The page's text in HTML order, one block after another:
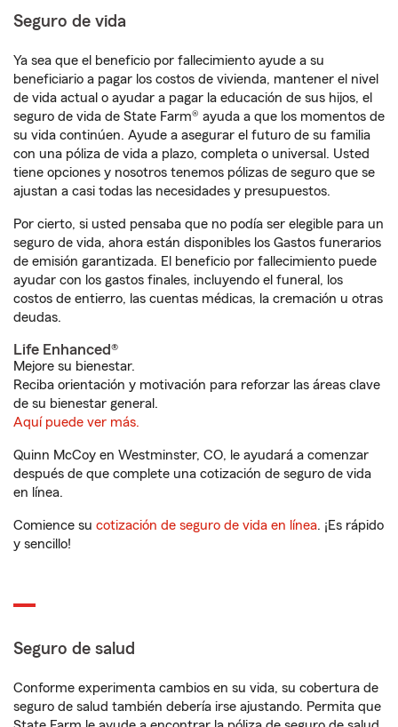
Seguro de vida
Ya sea que el beneficio por fallecimiento ayude a su
beneficiario a pagar los costos de vivienda, mantener el nivel
de vida actual o ayudar a pagar la educación de sus hijos, el
seguro de vida de State Farm® ayuda a que los momentos de
su vida continúen. Ayude a asegurar el futuro de su familia
con una póliza de vida a plazo, completa o universal. Usted
tiene opciones y nosotros tenemos pólizas de seguro que se
ajustan a casi todas las necesidades y presupuestos.
Por cierto, si usted pensaba que no podía ser elegible para un
seguro de vida, ahora están disponibles los Gastos funerarios
de emisión garantizada. El beneficio por fallecimiento puede
ayudar con los gastos finales, incluyendo el funeral, los
costos de entierro, las cuentas médicas, la cremación u otras
deudas.
Life Enhanced®
Mejore su bienestar.
Reciba orientación y motivación para reforzar las áreas clave
de su bienestar general.
Aquí puede ver más.
Quinn McCoy en Westminster, CO, le ayudará a comenzar
después de que complete una cotización de seguro de vida
en línea.
Comience su cotización de seguro de vida en línea. ¡Es rápido
y sencillo!
Seguro de salud
Conforme experimenta cambios en su vida, su cobertura de
seguro de salud también debería irse ajustando. Permita que